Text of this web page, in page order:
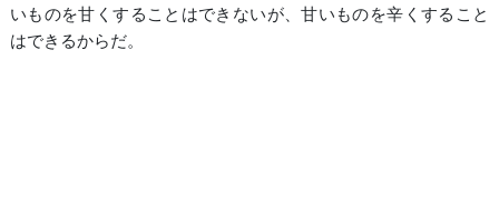
いものを甘くすることはできないが、甘いものを辛くすること
はできるからだ。